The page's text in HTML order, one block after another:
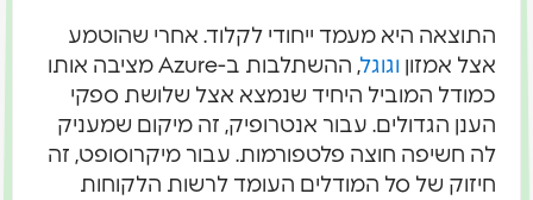
התוצאה היא מעמד ייחודי לקלוד. אחרי שהוטמע
אצל אמזון וגוגל
, ההשתלבות ב-Azure מציבה אותו
כמודל המוביל היחיד שנמצא אצל שלושת ספקי
הענן הגדולים. עבור אנטרופיק, זה מיקום שמעניק
לה חשיפה חוצה פלטפורמות. עבור מיקרוסופט, זה
חיזוק של סל המודלים העומד לרשות הלקוחות